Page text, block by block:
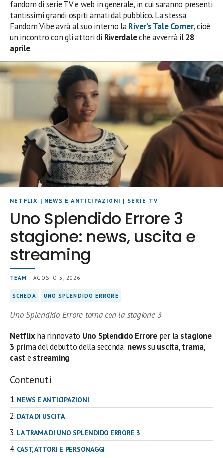
fandom di serie TV e web in generale, in cui saranno presenti
tantissimi grandi ospiti amati dal pubblico. La stessa
Fandom Vibe avrà al suo interno laRiver’s Tale Corner, cioè
un incontro con gli attori di Riverdaleche avverrà il28
aprile.
NETFLIX | NEWS E ANTICIPAZIONI | SERIE TV
Uno Splendido Errore 3
stagione: news, uscita e
streaming
TEAM | AGOSTO 5, 2026
SCHEDA UNO SPLENDIDO ERRORE
Uno Splendido Errore torna con la stagione 3
Netflixha rinnovato Uno Splendido Erroreper la stagione
3 prima del debutto della seconda: newssuuscita,trama,
caste streaming.
Contenuti
NEWS E ANTICIPAZIONI
DATA DI USCITA
LA TRAMA DI UNO SPLENDIDO ERRORE 3
CAST, ATTORI E PERSONAGGI